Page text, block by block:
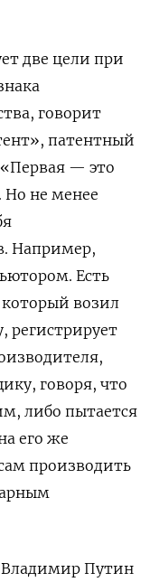
две цели при
говорит
патентный
— это
Но не менее
Например,
Есть
возил
регистрирует
говоря, что
либо пытается
его же
производить
Владимир Путин